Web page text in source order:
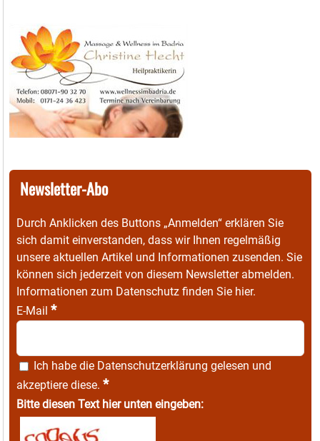
Newsletter-Abo
Durch Anklicken des Buttons „Anmelden“ erklären Sie
sich damit einverstanden, dass wir Ihnen regelmäßig
unsere aktuellen Artikel und Informationen zusenden. Sie
können sich jederzeit von diesem Newsletter abmelden.
Informationen zum Datenschutz finden Sie hier.
E-Mail *
Ich habe die Datenschutzerklärung gelesen und
akzeptiere diese. *
Bitte diesen Text hier unten eingeben: